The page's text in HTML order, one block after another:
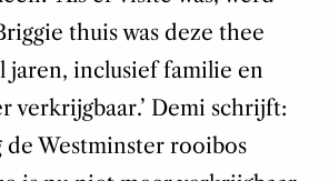
thuis was deze thee
jaren, inclusief familie en
verkrijgbaar.’ Demi schrijft:
Westminster rooibos